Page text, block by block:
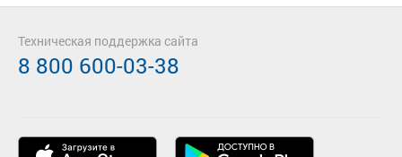
Техническая поддержка сайта
8 800 600-03-38